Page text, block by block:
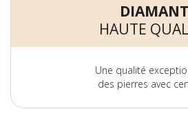
DIAMANT
HAUTE
Une qualité
des pierres avec